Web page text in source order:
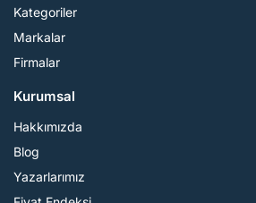
Kategoriler
Markalar
Firmalar
Kurumsal
Hakkımızda
Blog
Yazarlarımız